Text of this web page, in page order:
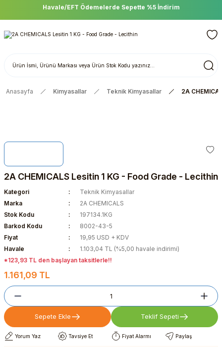
Havale/EFT Ödemelerde Sepette %5 İndirim
Anasayfa Kimyasallar Teknik Kimyasallar 2A
2A CHEMICALS Lesitin 1 KG - Food Grade - Lecithin
Kategori
Teknik Kimyasallar
Marka
2A CHEMICALS
Stok Kodu
197134.1KG
Barkod Kodu
8002-43-5
Fiyat
19,95 USD + KDV
Havale
1.103,04 TL (%5,00 havale indirimi)
*123,93 TL den başlayan taksitlerle!!
1.161,09 TL
Sepete Ekle Teklif Sepeti
Yorum Yaz Tavsiye Et Fiyat Alarmı Paylaş